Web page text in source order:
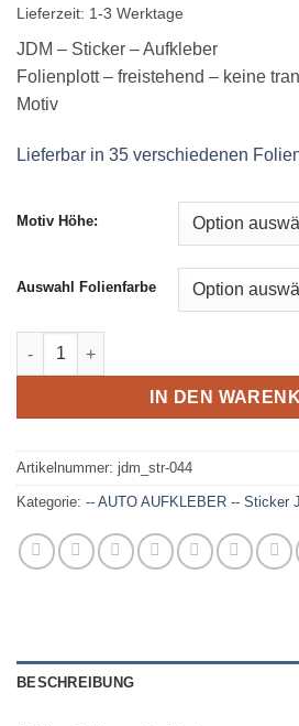
Lieferzeit: 1-3 Werktage
JDM – Sticker – Aufkleber
Folienplott – freistehend – keine
Motiv
Lieferbar in 35 verschiedenen
Motiv Höhe:
Auswahl Folienfarbe
JDM - Aufkleber - 044 Menge
IN DEN
Artikelnummer: jdm_str-044
Kategorie: -- AUTO AUFKLEBER -- Sticker
BESCHREIBUNG